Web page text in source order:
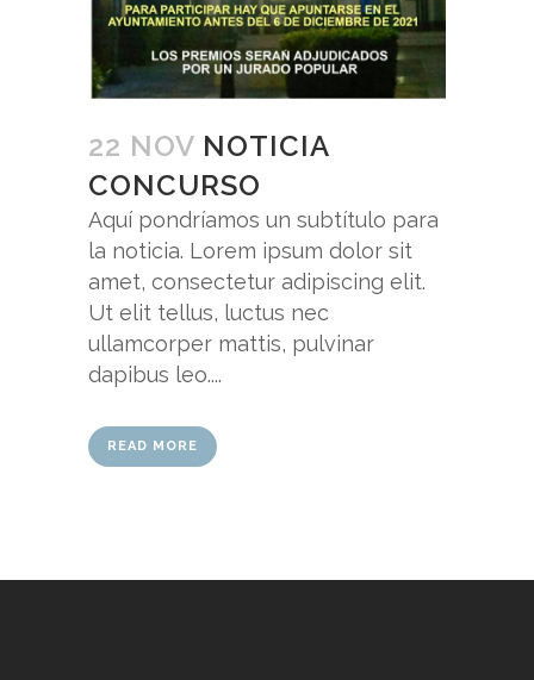
22 NOV NOTICIA
CONCURSO
Aquí pondríamos un subtítulo para
la noticia. Lorem ipsum dolor sit
amet, consectetur adipiscing elit.
Ut elit tellus, luctus nec
ullamcorper mattis, pulvinar
dapibus leo....
READ MORE